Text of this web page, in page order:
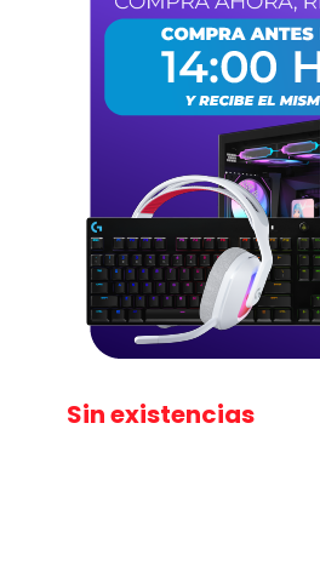
Sin existencias